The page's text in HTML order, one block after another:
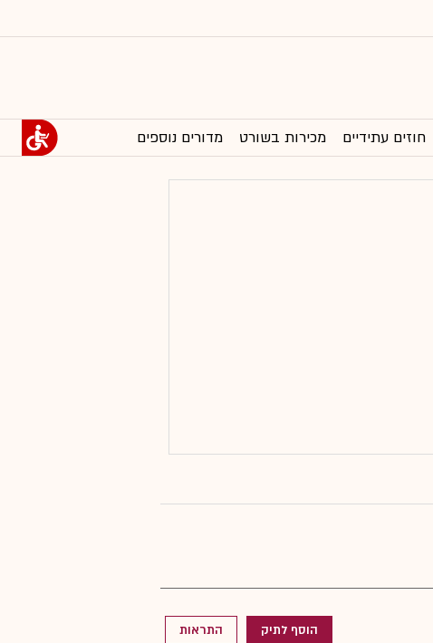
חוזים עתידיים מכירות בשורט מדורים נוספים
הוסף לתיק התראות